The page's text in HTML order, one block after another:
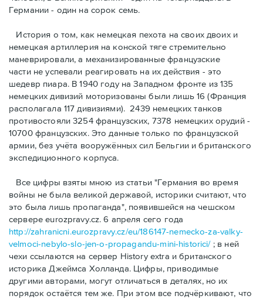
Германии - один на сорок семь.
История о том, как немецкая пехота на своих двоих и
немeцкая артиллерия на конской тяге стремительно
маневрировали, а механизированные французские
части не успевали реагировать на их действия - это
шедевр пиара. В 1940 году на Западном фронте из 135
немецких дивизий моторизованы были лишь 16 (Франция
располагала 117 дивизиями). 2439 немецких танков
противостояли 3254 французских, 7378 немецких орудий -
10700 французских. Это данные только по французской
армии, без учёта вооружённых сил Бельгии и британского
экспедиционного корпуса.
Bсе цифры взяты мною из статьи "Германия во время
войны не была великой державой, историки считают, что
это была лишь пропаганда", появившейся на чешском
сервере eurozpravy.cz. 6 апреля сего года
http://zahranicni.eurozpravy.cz/eu/186147-nemecko-za-valky-
velmoci-nebylo-slo-jen-o-propagandu-mini-historici/; в ней
чехи ссылаются на сервер History extra и британского
историка Джеймса Холланда. Цифры, привoдимые
другими авторами, могут отличаться в деталях, но их
порядок остаётся тем же. При этом все подчёркивают, что